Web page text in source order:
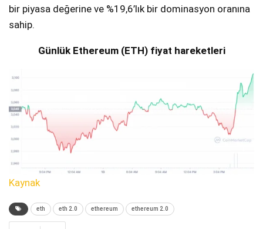
bir piyasa değerine ve %19,6’lık bir dominasyon oranına
sahip.
Günlük Ethereum (ETH) fiyat hareketleri
Kaynak
eth eth 2.0 ethereum ethereum 2.0